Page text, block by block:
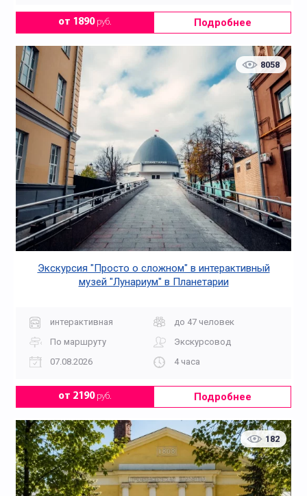
от 1890руб. Подробнее
8058
Экскурсия "Просто о сложном" в интерактивный
музей "Лунариум" в Планетарии
интерактивная
до 47 человек
По маршруту
Экскурсовод
07.08.2026
4 часа
от 2190руб. Подробнее
182